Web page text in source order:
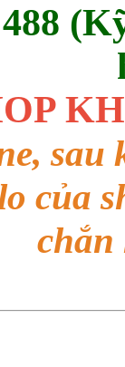
của
chắn